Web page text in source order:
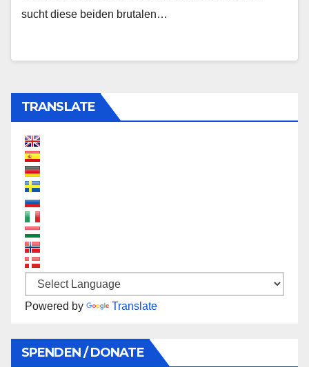
sucht diese beiden brutalen…
TRANSLATE
Powered by Translate
SPENDEN / DONATE